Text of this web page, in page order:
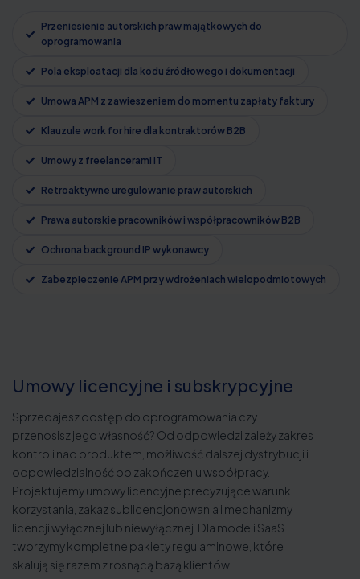
Przeniesienie autorskich praw majątkowych do
oprogramowania
Pola eksploatacji dla kodu źródłowego i dokumentacji
Umowa APM z zawieszeniem do momentu zapłaty faktury
Klauzule work for hire dla kontraktorów B2B
Umowy z freelancerami IT
Retroaktywne uregulowanie praw autorskich
Prawa autorskie pracowników i współpracowników B2B
Ochrona background IP wykonawcy
Zabezpieczenie APM przy wdrożeniach wielopodmiotowych
Umowy licencyjne i subskrypcyjne
Sprzedajesz dostęp do oprogramowania czy
przenosisz jego własność? Od odpowiedzi zależy zakres
kontroli nad produktem, możliwość dalszej dystrybucji i
odpowiedzialność po zakończeniu współpracy.
Projektujemy umowy licencyjne precyzujące warunki
korzystania, zakaz sublicencjonowania i mechanizmy
licencji wyłącznej lub niewyłącznej. Dla modeli SaaS
tworzymy kompletne pakiety regulaminowe, które
skalują się razem z rosnącą bazą klientów.